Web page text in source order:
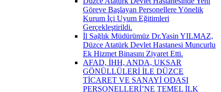
Göreve Başlayan Personellere Yönelik
Kurum İçi Uyum Eğitimleri
Gerçekleştirildi.
İl Sağlık Müdürümüz Dr.Yasin YILMAZ,
Düzce Atatürk Devlet Hastanesi Muncurlu
Ek Hizmet Binasını Ziyaret Etti.
AFAD, İHH, ANDA, UKSAR
GÖNÜLLÜLERİ İLE DÜZCE
TİCARET VE SANAYİ ODASI
PERSONELLERİ’NE TEMEL İLK